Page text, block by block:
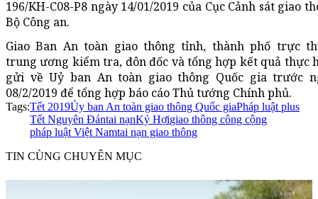
196/KH-C08-P8 ngày 14/01/2019 của Cục Cảnh sát giao
Bộ Công an.
Giao Ban An toàn giao thông tỉnh, thành phố trực
trung ương kiểm tra, đôn đốc và tổng hợp kết quả thực
gửi về Uỷ ban An toàn giao thông Quốc gia trước
08/2/2019 để tổng hợp báo cáo Thủ tướng Chính phủ.
Tags:Tết 2019Ủy ban An toàn giao thông Quốc giaPháp luật plus
Tết Nguyên Đántai nạnKỷ Hợigiao thông công cộng
pháp luật Việt Namtai nạn giao thông
TIN CÙNG CHUYÊN MỤC